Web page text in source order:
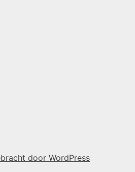
door WordPress